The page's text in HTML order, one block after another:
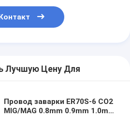
Контакт
Лучшую Цену Для
Провод заварки ER70S-6 СО2
MIG/MAG 0.8mm 0.9mm 1.0mm